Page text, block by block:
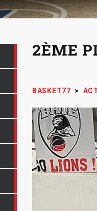
2ÈME
BASKET77 >